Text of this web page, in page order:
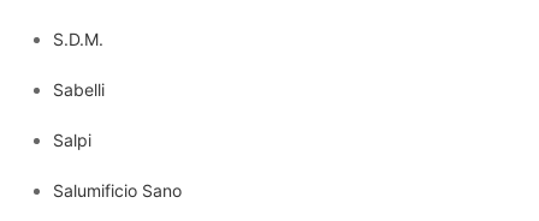
S.D.M.
Sabelli
Salpi
Salumificio Sano